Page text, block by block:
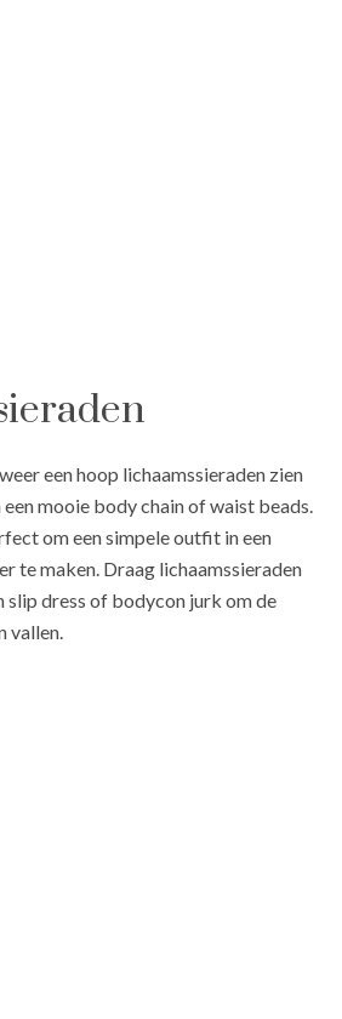
een hoop lichaamssieraden zien
mooie body chain of waist beads.
om een simpele outfit in een
te maken. Draag lichaamssieraden
slip dress of bodycon jurk om de
vallen.